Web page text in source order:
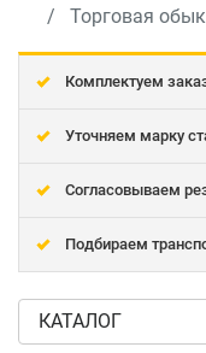
Торговая
Комплектуем
Уточняем марку
Согласовываем
Подбираем
КАТАЛОГ